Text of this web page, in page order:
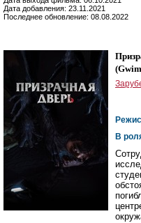
Дата добавления: 23.11.2021
Последнее обновление: 08.08.2022
(
В